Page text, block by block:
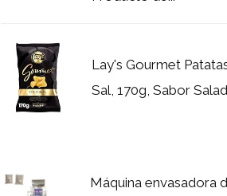
Lay's Gourmet
Sal, 170g, Sabor
Máquina envasadora